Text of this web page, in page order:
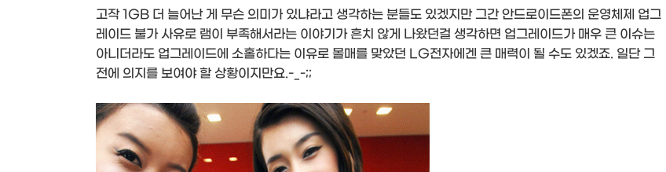
고작 1GB 더 늘어난 게 무슨 의미가 있냐라고 생각하는 분들도 있겠지만 그간 안드로이드폰의 운영체제 업그
레이드 불가 사유로 램이 부족해서라는 이야기가 흔치 않게 나왔던걸 생각하면 업그레이드가 매우 큰 이슈는
아니더라도 업그레이드에 소홀하다는 이유로 몰매를 맞았던 LG전자에겐 큰 매력이 될 수도 있겠죠. 일단 그
전에 의지를 보여야 할 상황이지만요.-_-;;